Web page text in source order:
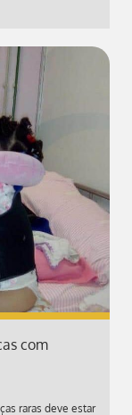
com
raras deve estar